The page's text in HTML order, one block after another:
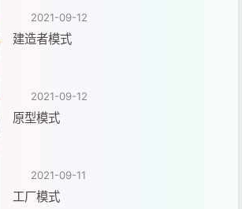
2021-09-12
建造者模式
2021-09-12
原型模式
2021-09-11
工厂模式